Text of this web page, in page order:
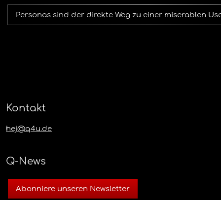
Personas sind der direkte Weg zu einer miserablen
Kontakt
hej@q4u.de
Q-News
Abonniere unseren Newsletter